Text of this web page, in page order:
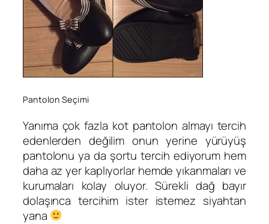
Pantolon Seçimi
Yanıma çok fazla kot pantolon almayı tercih
edenlerden değilim onun yerine yürüyüş
pantolonu ya da şortu tercih ediyorum hem
daha az yer kaplıyorlar hemde yıkanmaları ve
kurumaları kolay oluyor. Sürekli dağ bayır
dolaşınca tercihim ister istemez siyahtan
yana